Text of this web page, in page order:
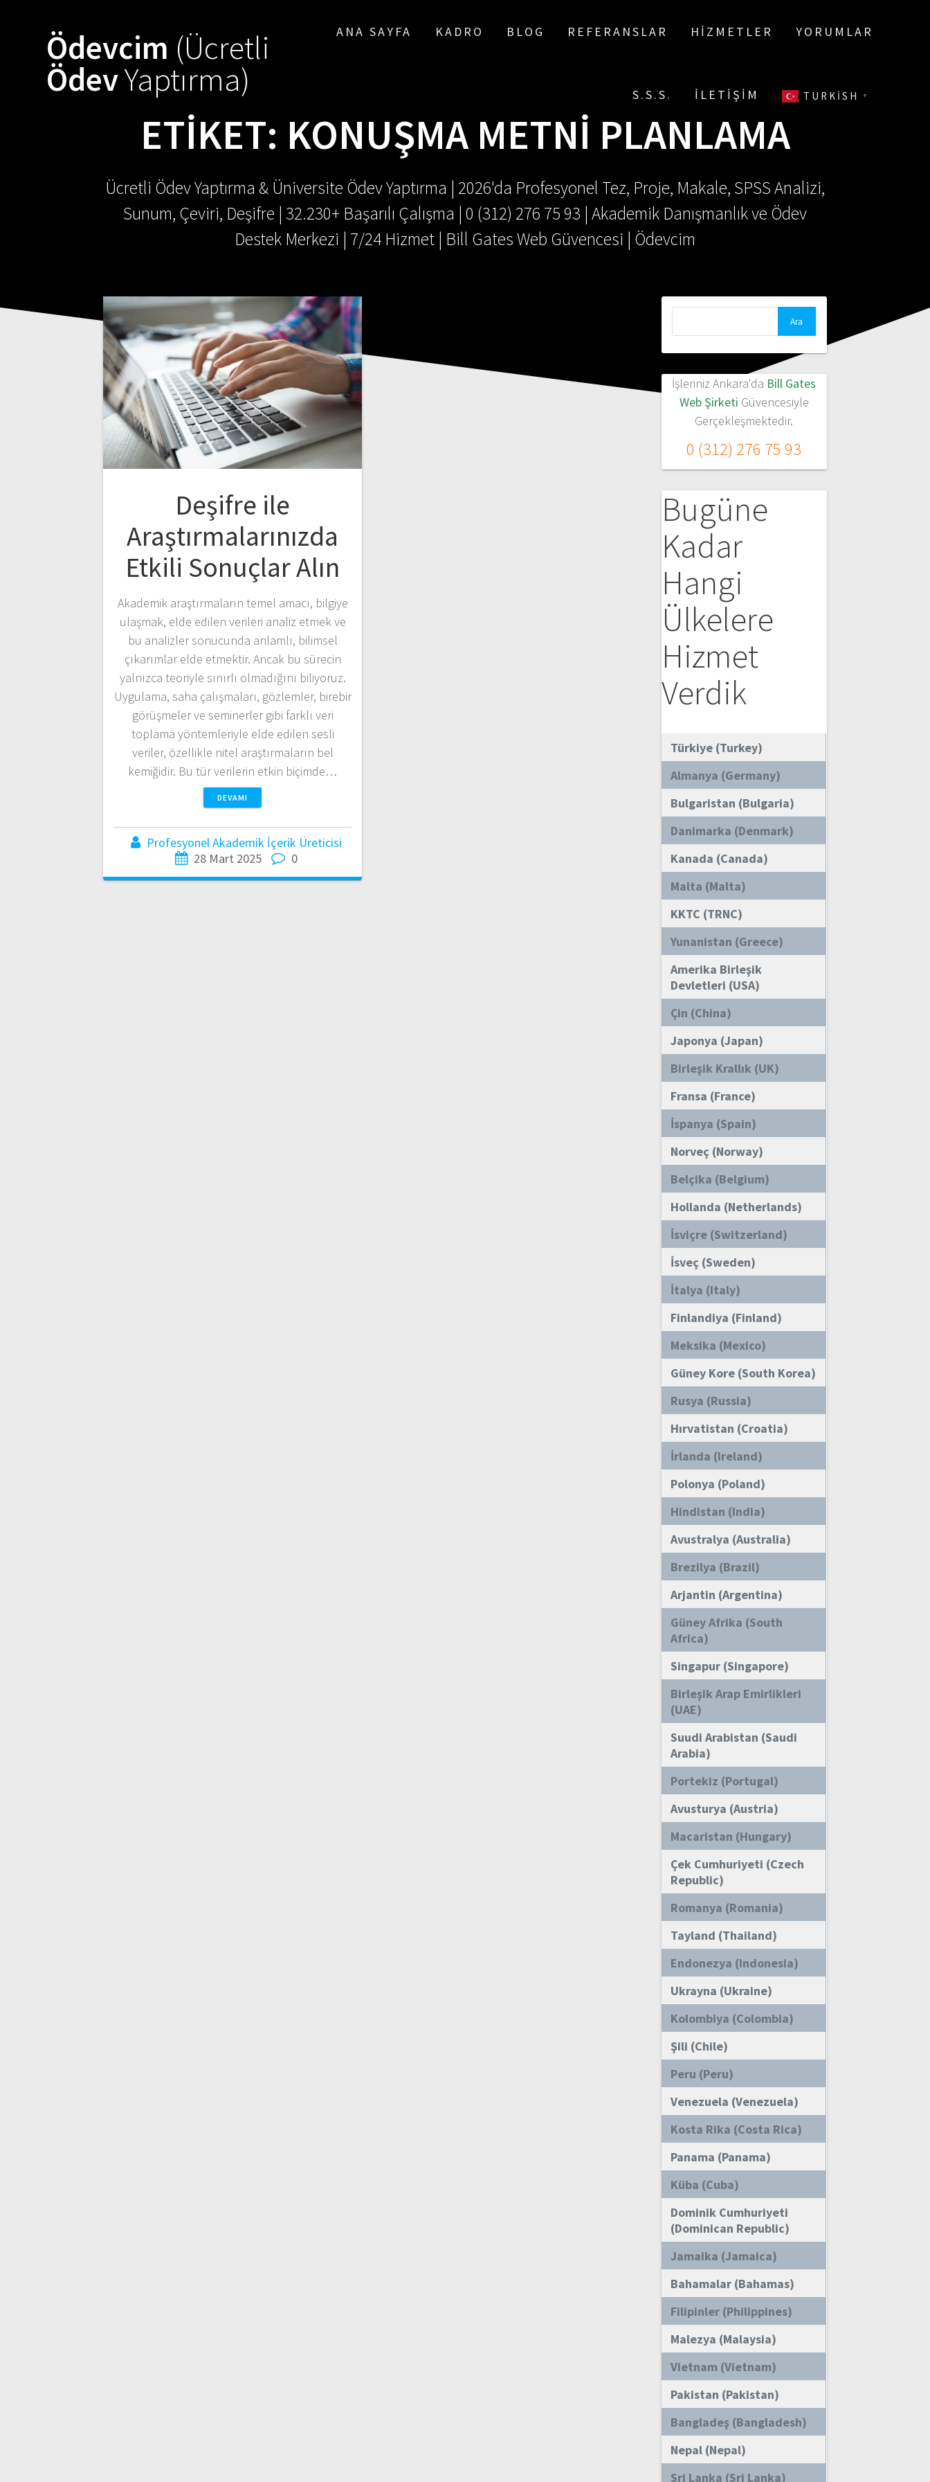
Ödevcim (Ücretli
ÖdevYaptırma)
ANA SAYFA KADRO BLOG REFERANSLAR HIZMETLER YORUMLAR
S.S.S. İLETIŞIM TURKISH ▼
ETIKET: KONUŞMA METNI PLANLAMA
Ücretli Ödev Yaptırma & Üniversite Ödev Yaptırma | 2026'da Profesyonel Tez, Proje, Makale, SPSS Analizi,
Sunum, Çeviri, Deşifre | 32.230+ Başarılı Çalışma | 0 (312) 276 75 93 | Akademik Danışmanlık ve Ödev
Destek Merkezi | 7/24 Hizmet | Bill Gates Web Güvencesi | Ödevcim
Deşifre ile
Araştırmalarınızda
Etkili Sonuçlar Alın
Akademik araştırmaların temel amacı, bilgiye
ulaşmak, elde edilen verileri analiz etmek ve
bu analizler sonucunda anlamlı, bilimsel
çıkarımlar elde etmektir. Ancak bu sürecin
yalnızca teoriyle sınırlı olmadığını biliyoruz.
Uygulama, saha çalışmaları, gözlemler, birebir
görüşmeler ve seminerler gibi farklı veri
toplama yöntemleriyle elde edilen sesli
veriler, özellikle nitel araştırmaların bel
kemiğidir. Bu tür verilerin etkin biçimde…
DEVAMI
Profesyonel Akademik İçerik Üreticisi
28 Mart 2025
0
İşleriniz Ankara'da Bill Gates
Web Şirketi Güvencesiyle
Gerçekleşmektedir.
0 (312) 276 75 93
Bugüne
Kadar
Hangi
Ülkelere
Hizmet
Verdik
Türkiye (Turkey)
Almanya (Germany)
Bulgaristan (Bulgaria)
Danimarka (Denmark)
Kanada (Canada)
Malta (Malta)
KKTC (TRNC)
Yunanistan (Greece)
Amerika Birleşik
Devletleri (USA)
Çin (China)
Japonya (Japan)
Birleşik Krallık (UK)
Fransa (France)
İspanya (Spain)
Norveç (Norway)
Belçika (Belgium)
Hollanda (Netherlands)
İsviçre (Switzerland)
İsveç (Sweden)
İtalya (Italy)
Finlandiya (Finland)
Meksika (Mexico)
Güney Kore (South Korea)
Rusya (Russia)
Hırvatistan (Croatia)
İrlanda (Ireland)
Polonya (Poland)
Hindistan (India)
Avustralya (Australia)
Brezilya (Brazil)
Arjantin (Argentina)
Güney Afrika (South
Africa)
Singapur (Singapore)
Birleşik Arap Emirlikleri
(UAE)
Suudi Arabistan (Saudi
Arabia)
Portekiz (Portugal)
Avusturya (Austria)
Macaristan (Hungary)
Çek Cumhuriyeti (Czech
Republic)
Romanya (Romania)
Tayland (Thailand)
Endonezya (Indonesia)
Ukrayna (Ukraine)
Kolombiya (Colombia)
Şili (Chile)
Peru (Peru)
Venezuela (Venezuela)
Kosta Rika (Costa Rica)
Panama (Panama)
Küba (Cuba)
Dominik Cumhuriyeti
(Dominican Republic)
Jamaika (Jamaica)
Bahamalar (Bahamas)
Filipinler (Philippines)
Malezya (Malaysia)
Vietnam (Vietnam)
Pakistan (Pakistan)
Bangladeş (Bangladesh)
Nepal (Nepal)
Sri Lanka (Sri Lanka)